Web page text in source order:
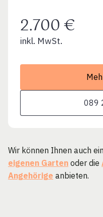
2.700 €
inkl. MwSt.
089
Wir können Ihnen auch
eigenen Garten oder die
Angehörige anbieten.